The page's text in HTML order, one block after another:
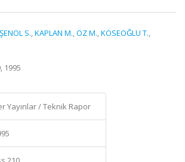
ŞENOL S.,KAPLAN M.,ÖZ M.,KÖSEOĞLU T.,
1995
Yayınlar / Teknik Rapor